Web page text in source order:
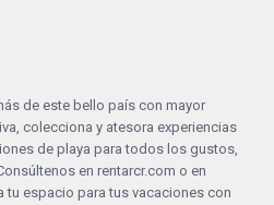
de este bello país con mayor
colecciona y atesora experiencias
de playa para todos los gustos,
enrentarcr.com o en
tu espacio para tus vacaciones con